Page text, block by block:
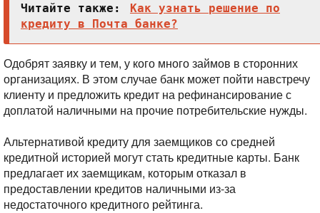
Читайте также:
Как узнать решение по
кредиту в Почта банке?
Одобрят заявку и тем, у кого много займов в сторонних
организациях. В этом случае банк может пойти навстречу
клиенту и предложить кредит на рефинансирование с
доплатой наличными на прочие потребительские нужды.
Альтернативой кредиту для заемщиков со средней
кредитной историей могут стать кредитные карты. Банк
предлагает их заемщикам, которым отказал в
предоставлении кредитов наличными из-за
недостаточного кредитного рейтинга.